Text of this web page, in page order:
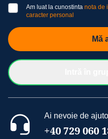
Am luat la cunostinta nota de
caracter personal
Mă
Ai nevoie de
+40 729 060